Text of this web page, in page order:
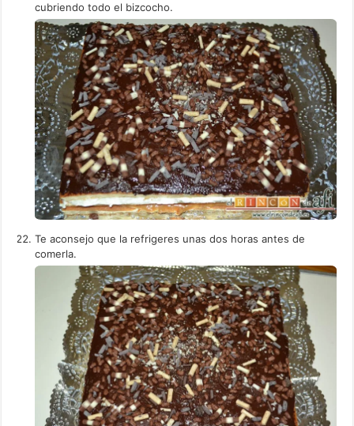
cubriendo todo el bizcocho.
Te aconsejo que la refrigeres unas dos horas antes de
comerla.